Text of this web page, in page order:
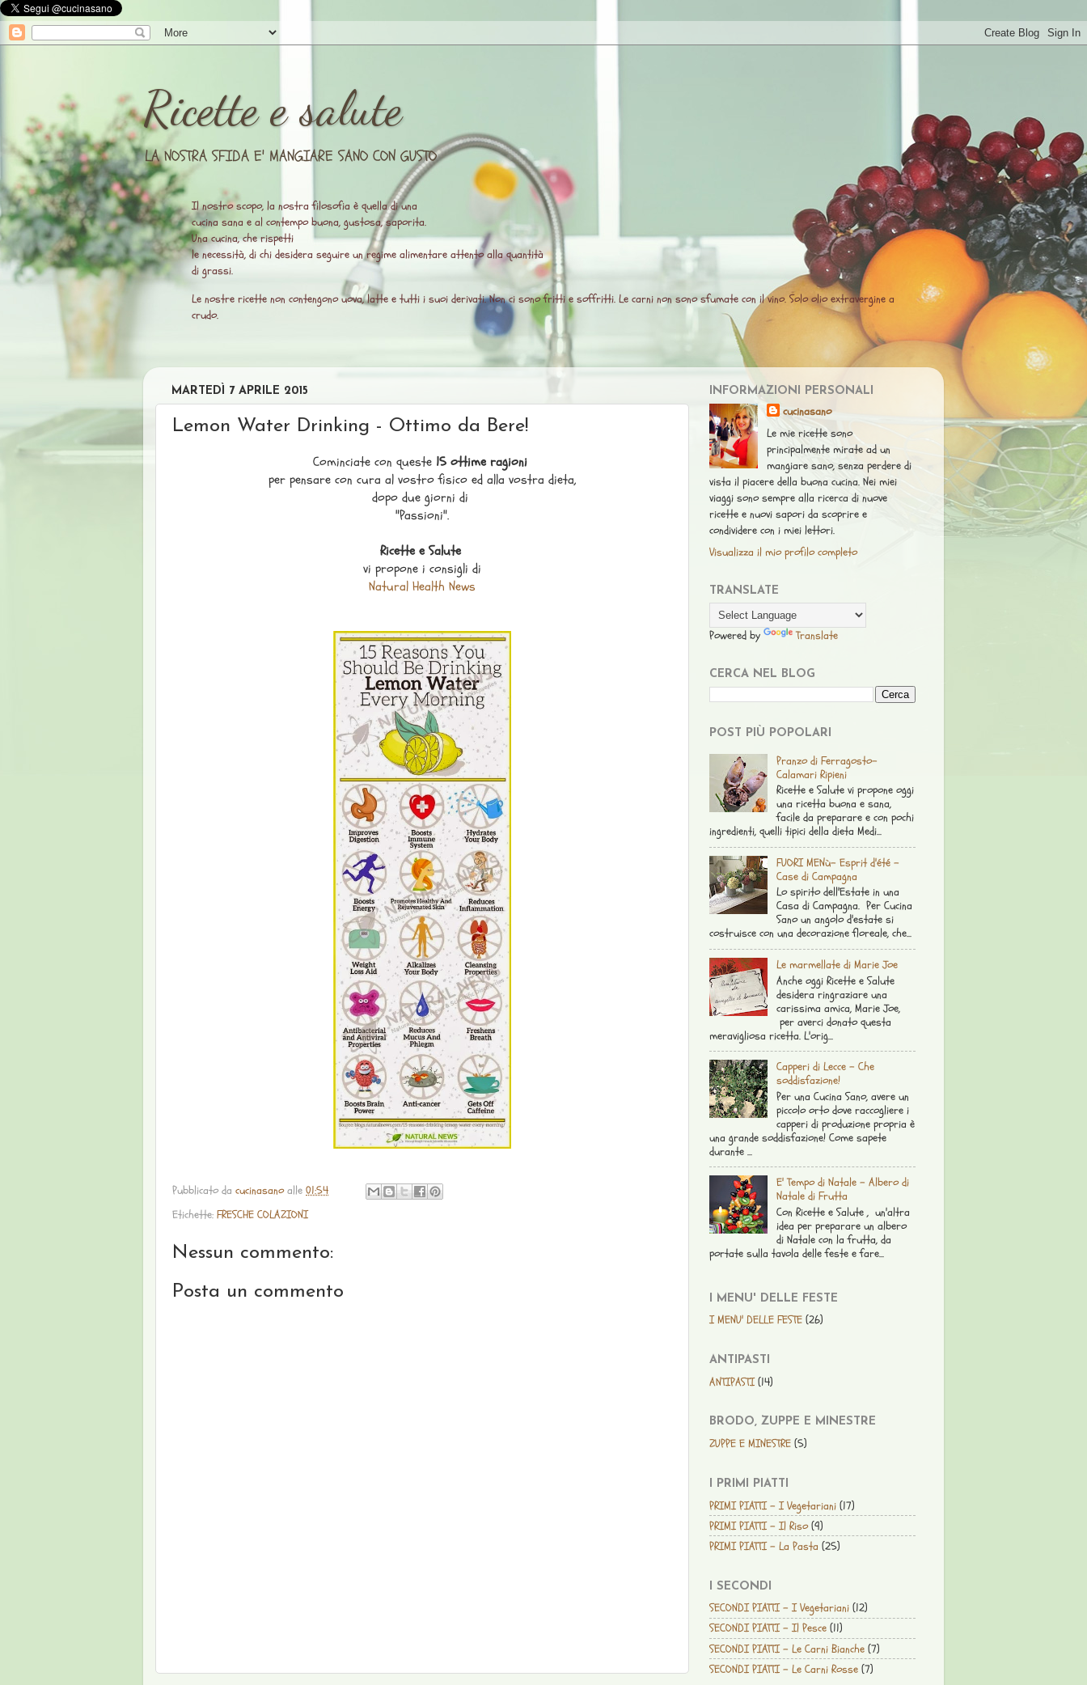
Ricette e salute
LA NOSTRA SFIDA E' MANGIARE SANO CON GUSTO
Il nostro scopo, la nostra filosofia è quella di una
cucina sana e al contempo buona, gustosa, saporita.
Una cucina, che rispetti
le necessità, di chi desidera seguire un regime alimentare attento alla quantità
di grassi.
Le nostre ricette non contengono uova, latte e tutti i suoi derivati. Non ci sono fritti e soffritti. Le carni non sono sfumate con il vino. Solo olio extravergine a
crudo.
MARTEDÌ 7 APRILE 2015
Lemon Water Drinking - Ottimo da Bere!
Cominciate con queste 15 ottime ragioni
per pensare con cura al vostro fisico ed alla vostra dieta,
dopo due giorni di
"Passioni".
Ricette e Salute
vi propone i consigli di
Natural Health News
Pubblicato da cucinasano alle 01:54
Etichette: FRESCHE COLAZIONI
Nessun commento:
Posta un commento
INFORMAZIONI PERSONALI
cucinasano
Le mie ricette sono
principalmente mirate ad un
mangiare sano, senza perdere di
vista il piacere della buona cucina. Nei miei
viaggi sono sempre alla ricerca di nuove
ricette e nuovi sapori da scoprire e
condividere con i miei lettori.
Visualizza il mio profilo completo
TRANSLATE
Powered by Translate
CERCA NEL BLOG
POST PIÙ POPOLARI
Pranzo di Ferragosto-
Calamari Ripieni
Ricette e Salute vi propone oggi
una ricetta buona e sana,
facile da preparare e con pochi
ingredienti, quelli tipici della dieta Medi...
FUORI MENù- Esprit d'été -
Case di Campagna
Lo spirito dell'Estate in una
Casa di Campagna. Per Cucina
Sano un angolo d'estate si
costruisce con una decorazione floreale, che...
Le marmellate di Marie Joe
Anche oggi Ricette e Salute
desidera ringraziare una
carissima amica, Marie Joe,
per averci donato questa
meravigliosa ricetta. L'orig...
Capperi di Lecce - Che
soddisfazione!
Per una Cucina Sano, avere un
piccolo orto dove raccogliere i
capperi di produzione propria è
una grande soddisfazione! Come sapete
durante ...
E' Tempo di Natale - Albero di
Natale di Frutta
Con Ricette e Salute , un'altra
idea per preparare un albero
di Natale con la frutta, da
portate sulla tavola delle feste e fare...
I MENU' DELLE FESTE
I MENU' DELLE FESTE (26)
ANTIPASTI
ANTIPASTI (14)
BRODO, ZUPPE E MINESTRE
ZUPPE E MINESTRE (5)
I PRIMI PIATTI
PRIMI PIATTI - I Vegetariani (17)
PRIMI PIATTI - Il Riso (9)
PRIMI PIATTI - La Pasta (25)
I SECONDI
SECONDI PIATTI - I Vegetariani (12)
SECONDI PIATTI - Il Pesce (11)
SECONDI PIATTI - Le Carni Bianche (7)
SECONDI PIATTI - Le Carni Rosse (7)